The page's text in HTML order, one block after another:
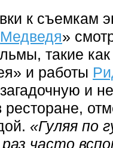
к съемкам
Медведя»
такие как
и работы
загадочную и
«Гуляя по
часто